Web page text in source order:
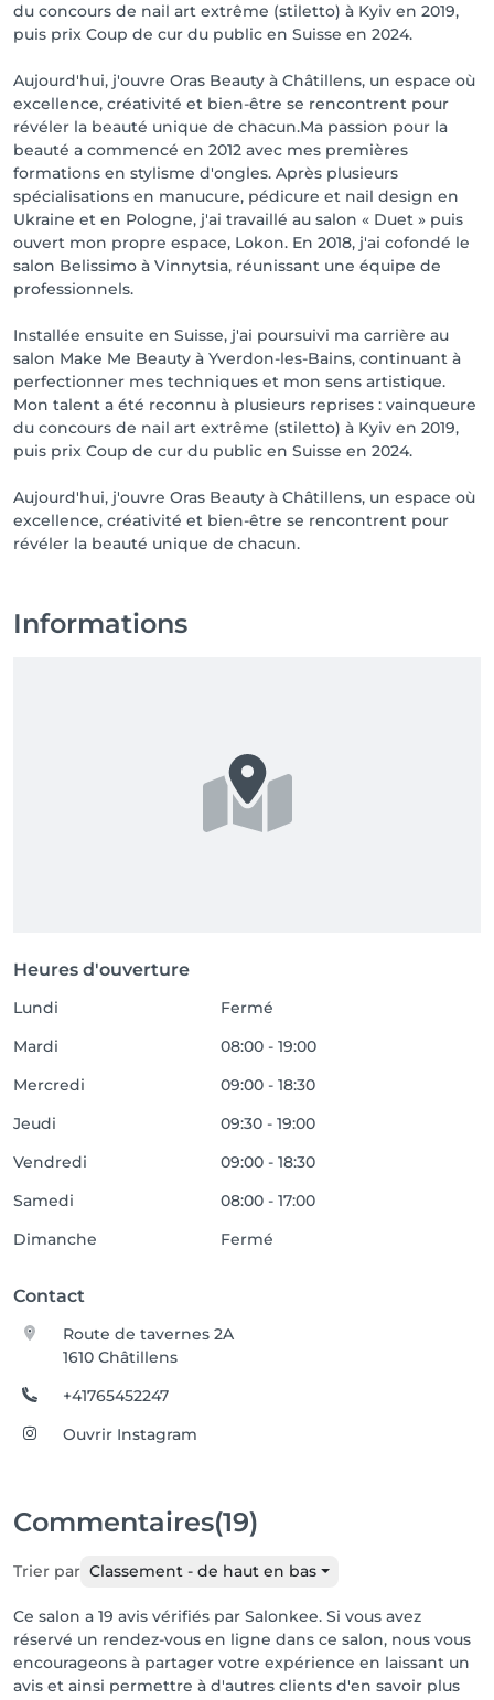
du concours de nail art extrême (stiletto) à Kyiv en 2019,
puis prix Coup de cur du public en Suisse en 2024.
Aujourd'hui, j'ouvre Oras Beauty à Châtillens, un espace où
excellence, créativité et bien-être se rencontrent pour
révéler la beauté unique de chacun.Ma passion pour la
beauté a commencé en 2012 avec mes premières
formations en stylisme d'ongles. Après plusieurs
spécialisations en manucure, pédicure et nail design en
Ukraine et en Pologne, j'ai travaillé au salon « Duet » puis
ouvert mon propre espace, Lokon. En 2018, j'ai cofondé le
salon Belissimo à Vinnytsia, réunissant une équipe de
professionnels.
Installée ensuite en Suisse, j'ai poursuivi ma carrière au
salon Make Me Beauty à Yverdon-les-Bains, continuant à
perfectionner mes techniques et mon sens artistique.
Mon talent a été reconnu à plusieurs reprises : vainqueure
du concours de nail art extrême (stiletto) à Kyiv en 2019,
puis prix Coup de cur du public en Suisse en 2024.
Aujourd'hui, j'ouvre Oras Beauty à Châtillens, un espace où
excellence, créativité et bien-être se rencontrent pour
révéler la beauté unique de chacun.
Informations
Heures d'ouverture
Lundi
Fermé
Mardi
08:00 - 19:00
Mercredi
09:00 - 18:30
Jeudi
09:30 - 19:00
Vendredi
09:00 - 18:30
Samedi
08:00 - 17:00
Dimanche
Fermé
Contact
Route de tavernes 2A
1610 Châtillens
+41765452247
Ouvrir Instagram
Commentaires(19)
Trier par Classement - de haut en bas
Ce salon a 19 avis vérifiés par Salonkee. Si vous avez
réservé un rendez-vous en ligne dans ce salon, nous vous
encourageons à partager votre expérience en laissant un
avis et ainsi permettre à d'autres clients d'en savoir plus